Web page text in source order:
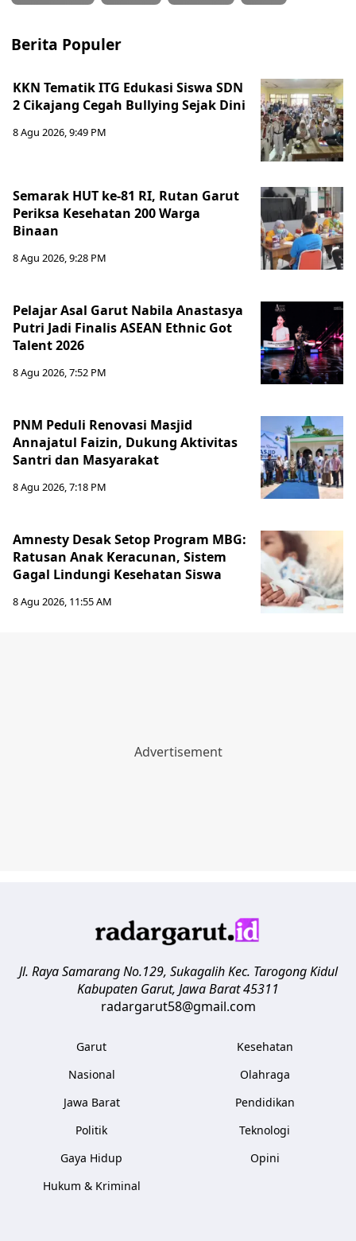
Berita Populer
KKN Tematik ITG Edukasi Siswa SDN
2 Cikajang Cegah Bullying Sejak Dini
8 Agu 2026, 9:49 PM
Semarak HUT ke-81 RI, Rutan Garut
Periksa Kesehatan 200 Warga
Binaan
8 Agu 2026, 9:28 PM
Pelajar Asal Garut Nabila Anastasya
Putri Jadi Finalis ASEAN Ethnic Got
Talent 2026
8 Agu 2026, 7:52 PM
PNM Peduli Renovasi Masjid
Annajatul Faizin, Dukung Aktivitas
Santri dan Masyarakat
8 Agu 2026, 7:18 PM
Amnesty Desak Setop Program MBG:
Ratusan Anak Keracunan, Sistem
Gagal Lindungi Kesehatan Siswa
8 Agu 2026, 11:55 AM
Jl. Raya Samarang No.129, Sukagalih Kec. Tarogong Kidul
Kabupaten Garut, Jawa Barat45311
radargarut58@gmail.com
Garut
Nasional
Jawa Barat
Politik
Gaya Hidup
Hukum & Kriminal
Kesehatan
Olahraga
Pendidikan
Teknologi
Opini